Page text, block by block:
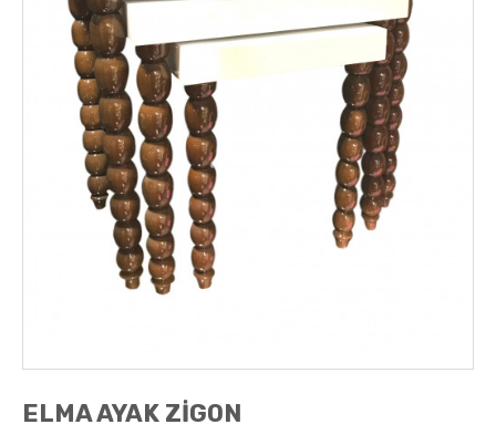
AYNALAR
AKSESUARLAR
OBJELER
ELMA AYAK ZİGON